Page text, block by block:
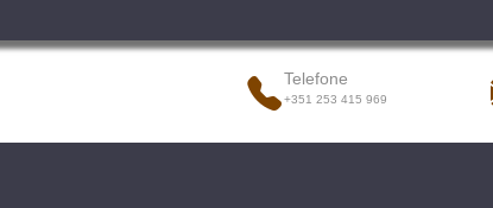
Telefone
+351 253 415 969